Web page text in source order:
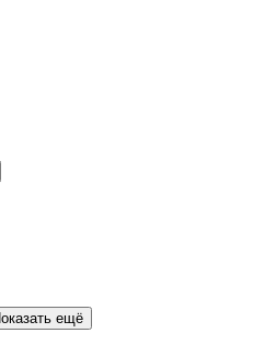
ещё